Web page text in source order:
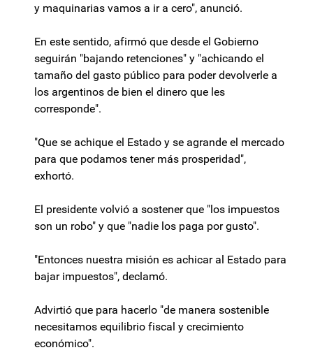
y maquinarias vamos a ir a cero", anunció.
En este sentido, afirmó que desde el Gobierno
seguirán "bajando retenciones" y "achicando el
tamaño del gasto público para poder devolverle a
los argentinos de bien el dinero que les
corresponde".
"Que se achique el Estado y se agrande el mercado
para que podamos tener más prosperidad",
exhortó.
El presidente volvió a sostener que "los impuestos
son un robo" y que "nadie los paga por gusto".
"Entonces nuestra misión es achicar al Estado para
bajar impuestos", declamó.
Advirtió que para hacerlo "de manera sostenible
necesitamos equilibrio fiscal y crecimiento
económico".